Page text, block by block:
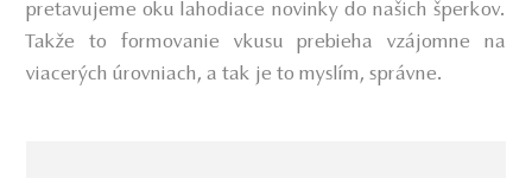
pretavujeme oku lahodiace novinky do našich šperkov.
Takže to formovanie vkusu prebieha vzájomne na
viacerých úrovniach, a tak je to myslím, správne.